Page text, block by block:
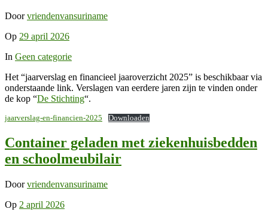
Doorvriendenvansuriname
Op 29 april 2026
In Geen categorie
Het “jaarverslag en financieel jaaroverzicht 2025” is beschikbaar via
onderstaande link. Verslagen van eerdere jaren zijn te vinden onder
de kop “De Stichting“.
jaarverslag-en-financien-2025 Downloaden
Container geladen met ziekenhuisbedden
en schoolmeubilair
Doorvriendenvansuriname
Op 2 april 2026